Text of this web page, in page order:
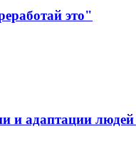
это"
и адаптации